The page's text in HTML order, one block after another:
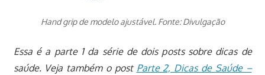
Hand grip de modelo ajustável. Fonte: Divulgação
Essa é a parte 1 da série de dois posts sobre dicas de
saúde. Veja também o post Parte 2, Dicas de Saúde –